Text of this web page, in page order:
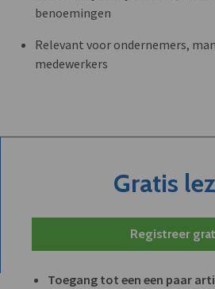
benoemingen
Relevant voor ondernemers,
medewerkers
Gratis
Registreer
Toegang tot een een paar